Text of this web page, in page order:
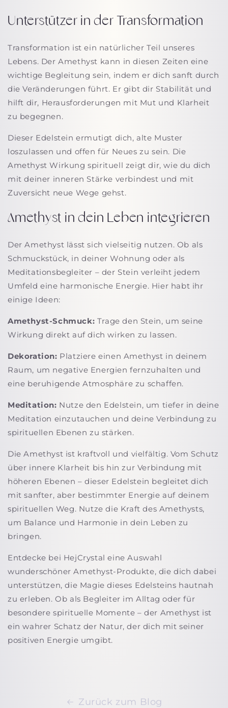
Unterstützer in der Transformation
Transformation ist ein natürlicher Teil unseres
Lebens. Der Amethyst kann in diesen Zeiten eine
wichtige Begleitung sein, indem er dich sanft durch
die Veränderungen führt. Er gibt dir Stabilität und
hilft dir, Herausforderungen mit Mut und Klarheit
zu begegnen.
Dieser Edelstein ermutigt dich, alte Muster
loszulassen und offen für Neues zu sein. Die
Amethyst Wirkung spirituell zeigt dir, wie du dich
mit deiner inneren Stärke verbindest und mit
Zuversicht neue Wege gehst.
Amethyst in dein Leben integrieren
Der Amethyst lässt sich vielseitig nutzen. Ob als
Schmuckstück, in deiner Wohnung oder als
Meditationsbegleiter – der Stein verleiht jedem
Umfeld eine harmonische Energie. Hier habt ihr
einige Ideen:
Amethyst-Schmuck: Trage den Stein, um seine
Wirkung direkt auf dich wirken zu lassen.
Dekoration: Platziere einen Amethyst in deinem
Raum, um negative Energien fernzuhalten und
eine beruhigende Atmosphäre zu schaffen.
Meditation: Nutze den Edelstein, um tiefer in deine
Meditation einzutauchen und deine Verbindung zu
spirituellen Ebenen zu stärken.
DieAmethyst ist kraftvoll und vielfältig. Vom Schutz
über innere Klarheit bis hin zur Verbindung mit
höheren Ebenen – dieser Edelstein begleitet dich
mit sanfter, aber bestimmter Energie auf deinem
spirituellen Weg. Nutze die Kraft des Amethysts,
um Balance und Harmonie in dein Leben zu
bringen.
Entdecke bei HejCrystal eine Auswahl
wunderschöner Amethyst-Produkte, die dich dabei
unterstützen, die Magie dieses Edelsteins hautnah
zu erleben. Ob als Begleiter im Alltag oder für
besondere spirituelle Momente – der Amethyst ist
ein wahrer Schatz der Natur, der dich mit seiner
positiven Energie umgibt.
Zurück zum Blog